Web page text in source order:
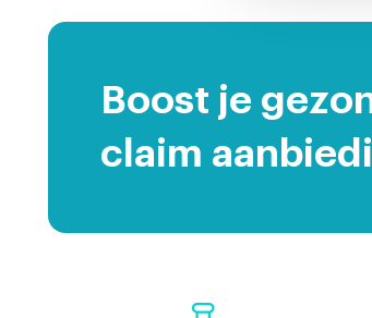
Boost je
claim